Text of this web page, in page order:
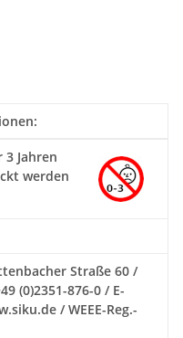
Jahren
werden
Straße 60 /
(0)2351-876-0 / E-
/ WEEE-Reg.-